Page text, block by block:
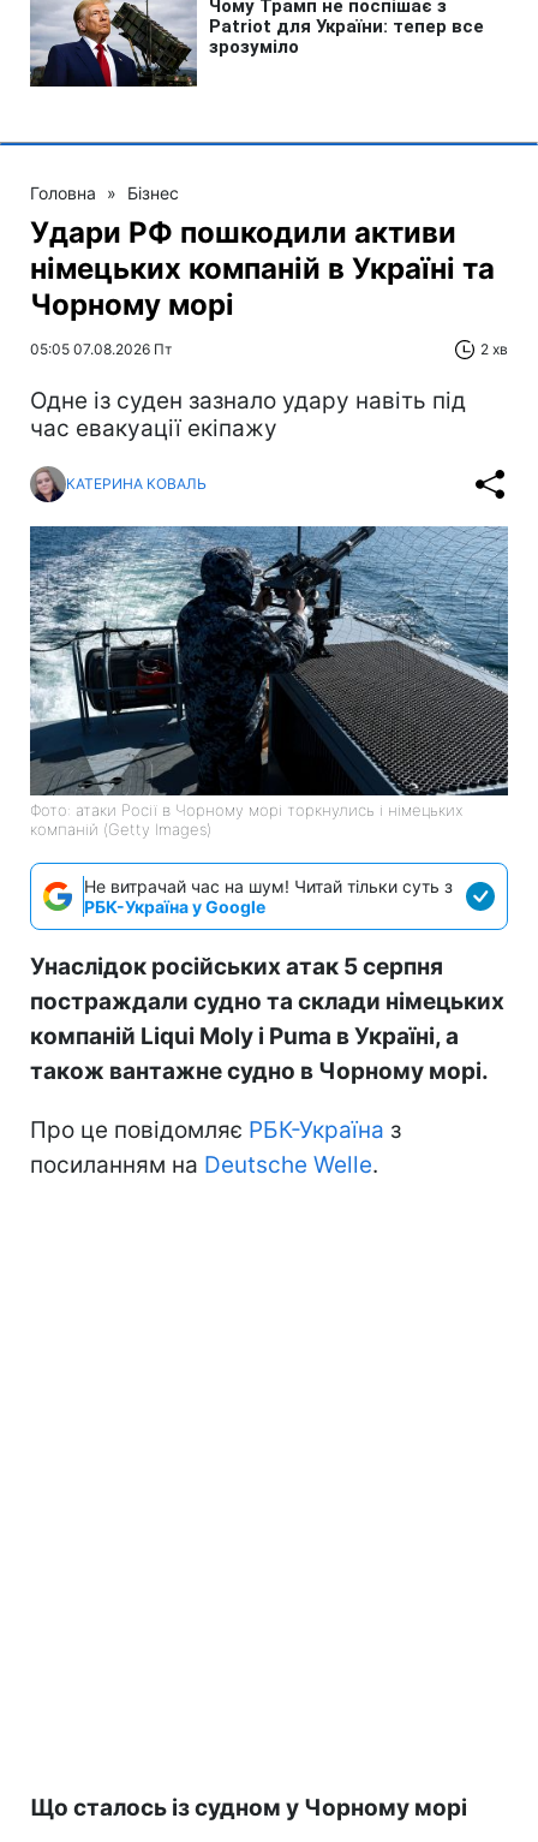
Головна » Бізнес
Удари РФ пошкодили активи
німецьких компаній в Україні та
Чорному морі
05:05 07.08.2026 Пт 2 хв
Одне із суден зазнало удару навіть під
час евакуації екіпажу
КАТЕРИНА КОВАЛЬ
Фото: атаки Росії в Чорному морі торкнулись і німецьких
компаній (Getty Images)
Не витрачай час на шум! Читай тільки суть з
РБК-Україна у Google
Унаслідок російських атак 5 серпня
постраждали судно та склади німецьких
компаній Liqui Moly і Puma в Україні, а
також вантажне судно в Чорному морі.
Про це повідомляє РБК-Україна з
посиланням на Deutsche Welle.
Що сталось із судном у Чорному морі